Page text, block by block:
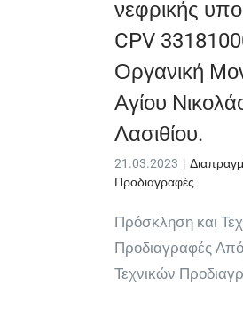
νεφρικής
CPV
Οργανική
Αγίου
Λασιθίου.
21.03.2023 |
Προδιαγραφές
Πρόσκληση και
Προδιαγραφές
Τεχνικών